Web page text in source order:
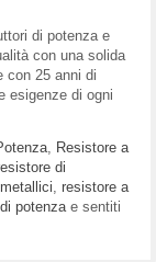
di potenza e
con una solida
con 25 anni di
esigenze di ogni
Resistore a
di
resistore a
potenza e sentiti